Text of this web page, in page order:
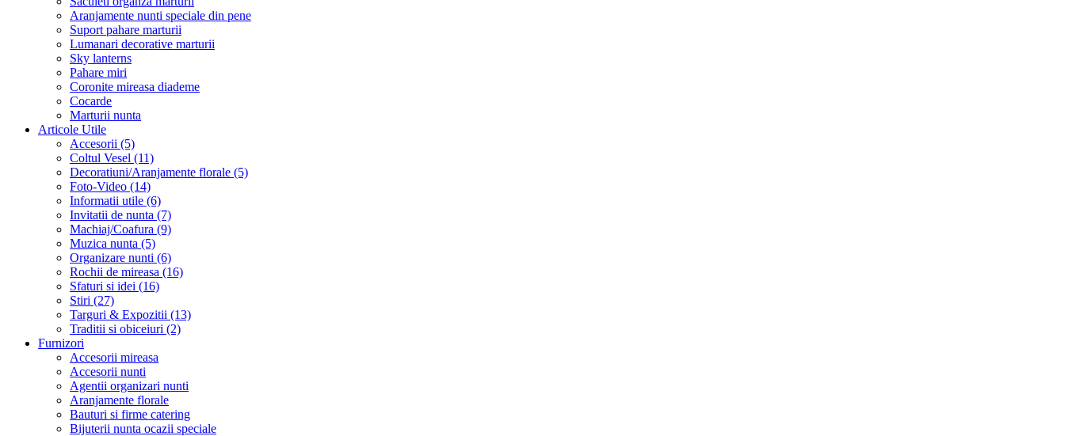
Aranjamente nunti speciale din pene
Suport pahare marturii
Lumanari decorative marturii
Sky lanterns
Pahare miri
Coronite mireasa diademe
Cocarde
Marturii nunta
Articole Utile
Accesorii (5)
Coltul Vesel (11)
Decoratiuni/Aranjamente florale (5)
Foto-Video (14)
Informatii utile (6)
Invitatii de nunta (7)
Machiaj/Coafura (9)
Muzica nunta (5)
Organizare nunti (6)
Rochii de mireasa (16)
Sfaturi si idei (16)
Stiri (27)
Targuri & Expozitii (13)
Traditii si obiceiuri (2)
Furnizori
Accesorii mireasa
Accesorii nunti
Agentii organizari nunti
Aranjamente florale
Bauturi si firme catering
Bijuterii nunta ocazii speciale